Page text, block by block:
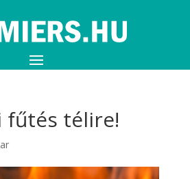
fűtés télire!